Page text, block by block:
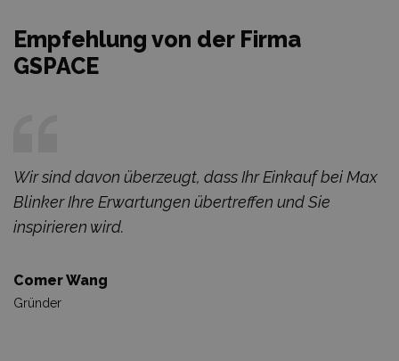
Empfehlung von der Firma
GSPACE
Wir sind davon überzeugt, dass Ihr Einkauf bei Max
Blinker Ihre Erwartungen übertreffen und Sie
inspirieren wird.
Comer Wang
Gründer